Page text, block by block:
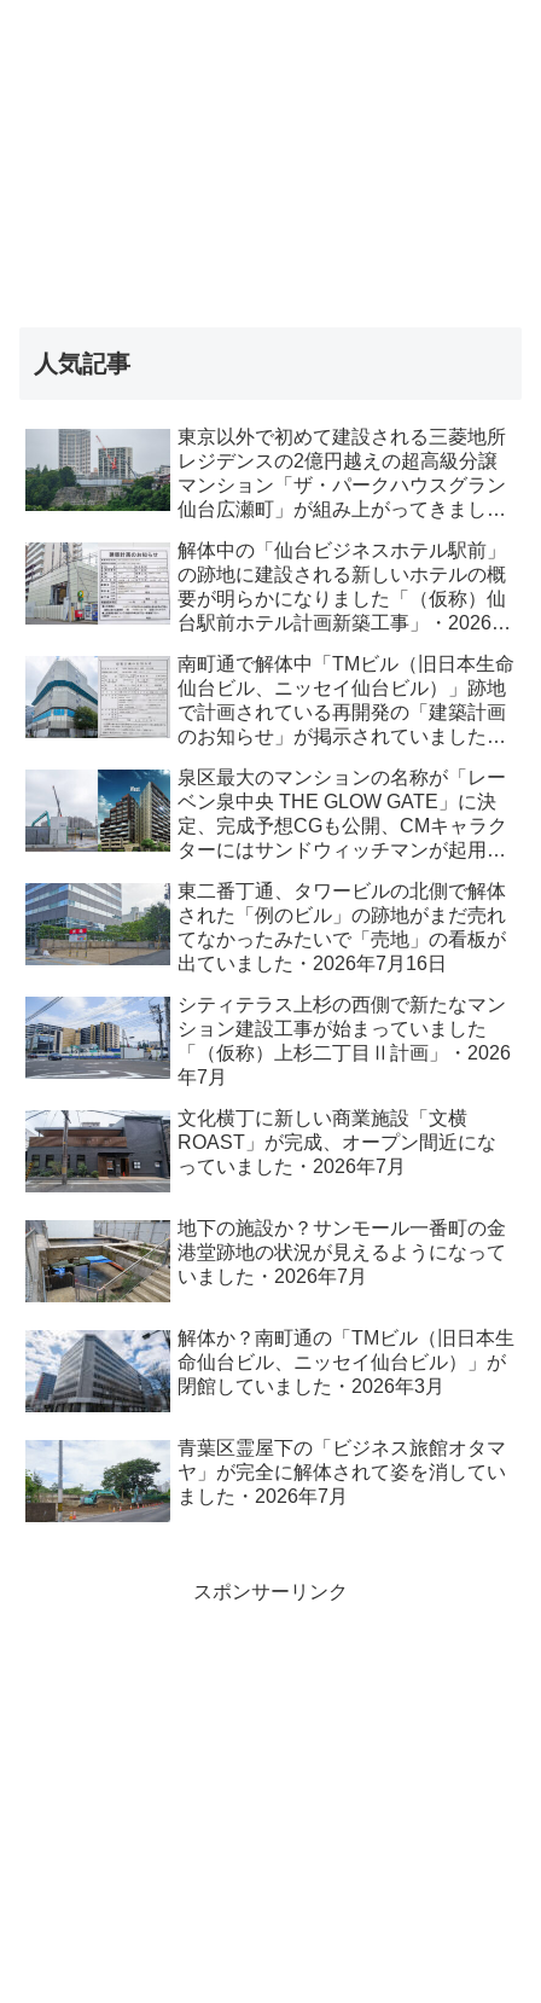
人気記事
東京以外で初めて建設される三菱地所
レジデンスの2億円越えの超高級分譲
マンション「ザ・パークハウスグラン
仙台広瀬町」が組み上がってきまし
解体中の「仙台ビジネスホテル駅前」
の跡地に建設される新しいホテルの概
要が明らかになりました「（仮称）仙
台駅前ホテル計画新築工事」・2026年
南町通で解体中「TMビル（旧日本生命
仙台ビル、ニッセイ仙台ビル）」跡地
で計画されている再開発の「建築計画
のお知らせ」が掲示されていました・
泉区最大のマンションの名称が「レー
ベン泉中央 THE GLOW GATE」に決
定、完成予想CGも公開、CMキャラク
ターにはサンドウィッチマンが起用さ
東二番丁通、タワービルの北側で解体
された「例のビル」の跡地がまだ売れ
てなかったみたいで「売地」の看板が
出ていました・2026年7月16日
シティテラス上杉の西側で新たなマン
ション建設工事が始まっていました
「（仮称）上杉二丁目Ⅱ計画」・2026
年7月
文化横丁に新しい商業施設「文横
ROAST」が完成、オープン間近にな
っていました・2026年7月
地下の施設か？サンモール一番町の金
港堂跡地の状況が見えるようになって
いました・2026年7月
解体か？南町通の「TMビル（旧日本生
命仙台ビル、ニッセイ仙台ビル）」が
閉館していました・2026年3月
青葉区霊屋下の「ビジネス旅館オタマ
ヤ」が完全に解体されて姿を消してい
ました・2026年7月
スポンサーリンク